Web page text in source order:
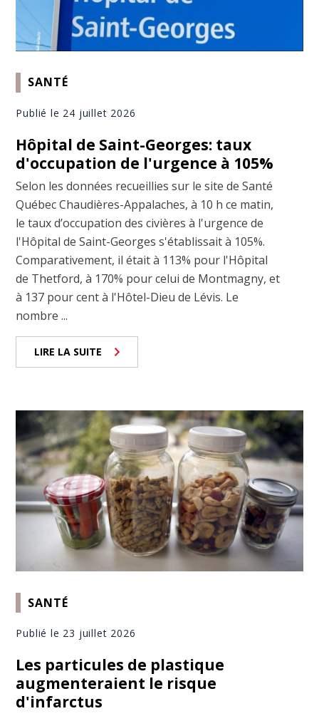
SANTÉ
Publié le 24 juillet 2026
Hôpital de Saint-Georges: taux
d'occupation de l'urgence à 105%
Selon les données recueillies sur le site de Santé
Québec Chaudières-Appalaches, à 10 h ce matin,
le taux d’occupation des civières à l'urgence de
l'Hôpital de Saint-Georges s'établissait à 105%.
Comparativement, il était à 113% pour l'Hôpital
de Thetford, à 170% pour celui de Montmagny, et
à 137 pour cent à l'Hôtel-Dieu de Lévis. Le
nombre ...
LIRE LA SUITE
SANTÉ
Publié le 23 juillet 2026
Les particules de plastique
augmenteraient le risque
d'infarctus